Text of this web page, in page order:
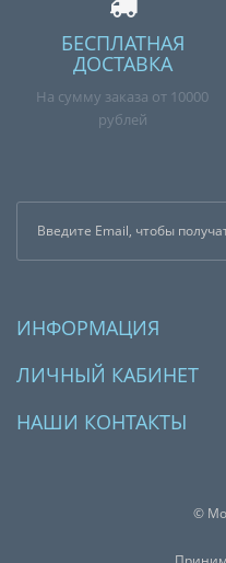
БЕСПЛАТНАЯ
ДОСТАВКА
На сумму заказа от 10000
рублей
ИНФОРМАЦИЯ
ЛИЧНЫЙ КАБИНЕТ
НАШИ КОНТАКТЫ
©